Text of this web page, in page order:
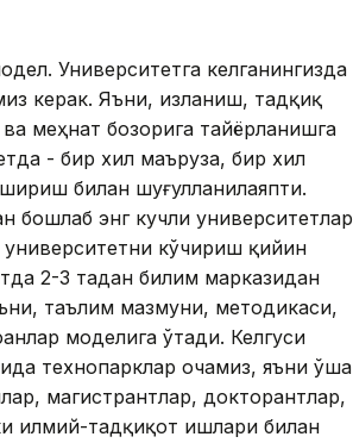
Университетга келганингизда
керак. Яъни, изланиш, тадқиқ
меҳнат бозорига тайёрланишга
- бир хил маъруза, бир хил
билан шуғулланилаяпти.
бошлаб энг кучли университетлар
университетни кўчириш қийин
2-3 тадан билим марказидан
таълим мазмуни, методикаси,
моделига ўтади. Келгуси
технопарклар очамиз, яъни ўша
магистрантлар, докторантлар,
илмий-тадқиқот ишлари билан